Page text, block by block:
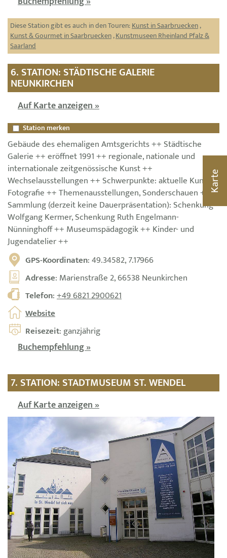
Diese Station gibt es auch in den Touren:Kunst in Saarbruecken,
Kunst & Gourmet in Saarbruecken,Kunstmuseen Rheinland Pfalz &
Saarland
6. STATION: STÄDTISCHE GALERIE
NEUNKIRCHEN
Auf Karte anzeigen »
Station merken
Gebäude des ehemaligen Amtsgerichts ++ Städtische
Galerie ++ eröffnet 1991 ++ regionale, nationale und
internationale zeitgenössische Kunst ++
Wechselausstellungen ++ Schwerpunkte: aktuelle Kunst,
Fotografie ++ Themenausstellungen, Sonderschauen ++
Sammlung (derzeit keine Dauerpräsentation): Schenkung
Wolfgang Kermer, Schenkung Ruth Engelmann-
Nünninghoff ++ Museumspädagogik ++ Kinder- und
Jugendatelier ++
GPS-Koordinaten: 49.34582, 7.17966
Adresse: Marienstraße 2, 66538 Neunkirchen
Telefon:+49 6821 2900621
Website
Reisezeit: ganzjährig
Buchempfehlung »
7. STATION: STADTMUSEUM ST. WENDEL
Auf Karte anzeigen »
Karte